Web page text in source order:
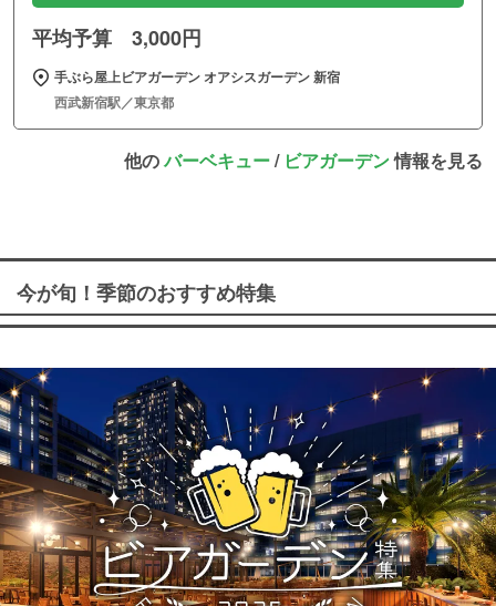
平均予算 3,000円
手ぶら屋上ビアガーデン オアシスガーデン 新宿
西武新宿駅／東京都
他のバーベキュー/ ビアガーデン情報を見る
今が旬！季節のおすすめ特集